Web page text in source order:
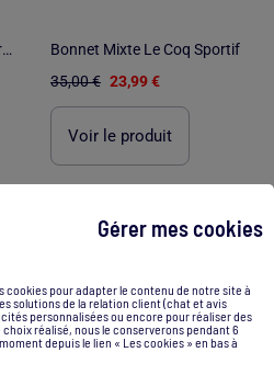
Gérer mes cookies
cookies pour adapter le contenu de notre site à
solutions de la relation client (chat et avis
personnalisées ou encore pour réaliser des
réalisé, nous le conserverons pendant 6
depuis le lien « Les cookies » en bas à
Bonnet Homme Le Coq Sportif
Bonnet Mixte Le Coq Sportif
35,00 € 23,99 €
Voir le produit